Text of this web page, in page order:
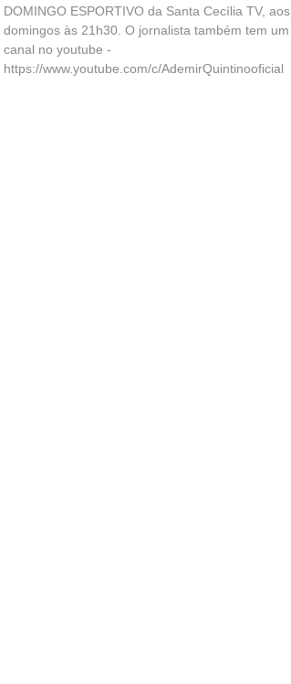
DOMINGO ESPORTIVO da Santa Cecília TV, aos
domingos às 21h30. O jornalista também tem um
canal no youtube -
https://www.youtube.com/c/AdemirQuintinooficial